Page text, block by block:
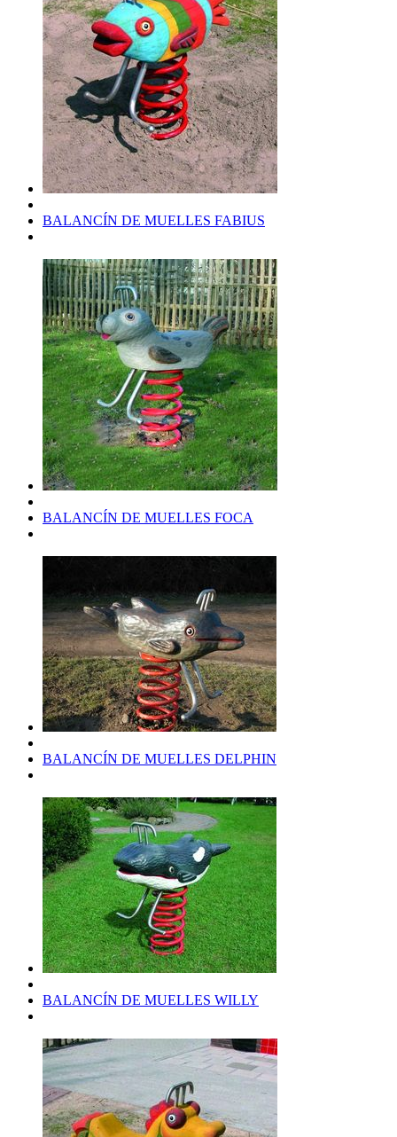
BALANCÍN DE MUELLES FABIUS
BALANCÍN DE MUELLES FOCA
BALANCÍN DE MUELLES DELPHIN
BALANCÍN DE MUELLES WILLY